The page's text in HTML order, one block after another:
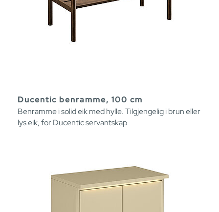
Ducentic benramme, 100 cm
Benramme i solid eik med hylle. Tilgjengelig i brun eller
lys eik, for Ducentic servantskap